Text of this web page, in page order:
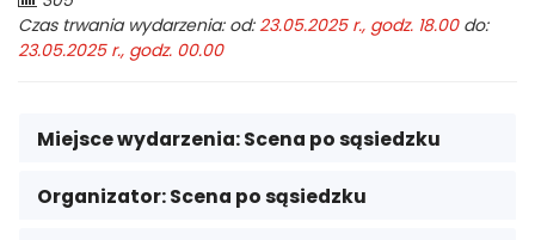
odwiedzających:
Czas trwania wydarzenia: od:23.05.2025 r., godz. 18.00do:
23.05.2025 r., godz. 00.00
Miejsce wydarzenia:Scena po sąsiedzku
Organizator:Scena po sąsiedzku